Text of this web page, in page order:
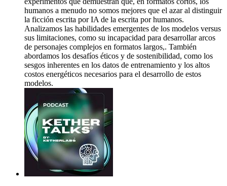
humanos a menudo no somos mejores que el azar al distinguir
la ficción escrita por IA de la escrita por humanos.
Analizamos las habilidades emergentes de los modelos versus
sus limitaciones, como su incapacidad para desarrollar arcos
de personajes complejos en formatos largos,. También
abordamos los desafíos éticos y de sostenibilidad, como los
sesgos inherentes en los datos de entrenamiento y los altos
costos energéticos necesarios para el desarrollo de estos
modelos.